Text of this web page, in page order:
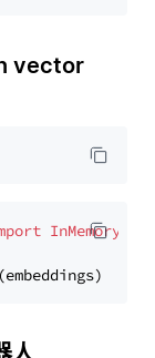
vector